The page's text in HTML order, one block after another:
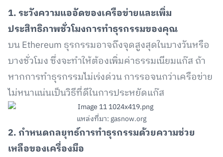
1. ระวังความแออัดของเครือข่ายและเพิ่ม
ประสิทธิภาพชั่วโมงการทำธุรกรรมของคุณ
บน Ethereum ธุรกรรมอาจถึงจุดสูงสุดในบางวันหรือ
บางชั่วโมง ซึ่งจะทำให้ต้องเพิ่มค่าธรรมเนียมแก๊ส ถ้า
หากการทำธุรกรรมไม่เร่งด่วน การรอจนกว่าเครือข่าย
ไม่หนาแน่นเป็นวิธีที่ดีในการประหยัดแก๊ส
แหล่งที่มา: gasnow.org
2. กำหนดกลยุทธ์การทำธุรกรรมด้วยความช่วย
เหลือของเครื่องมือ